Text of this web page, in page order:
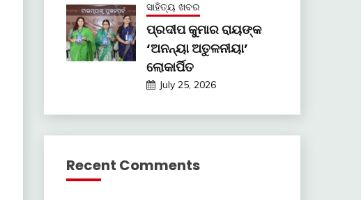
ସାହିତ୍ୟ ଖବର
ପ୍ରଦୀପ କୁମାର ରାୟଙ୍କ
‘ଅନନ୍ୟା ଅତୁଳନୀୟା’
ଲୋକାର୍ପିତ
July 25, 2026
Recent Comments